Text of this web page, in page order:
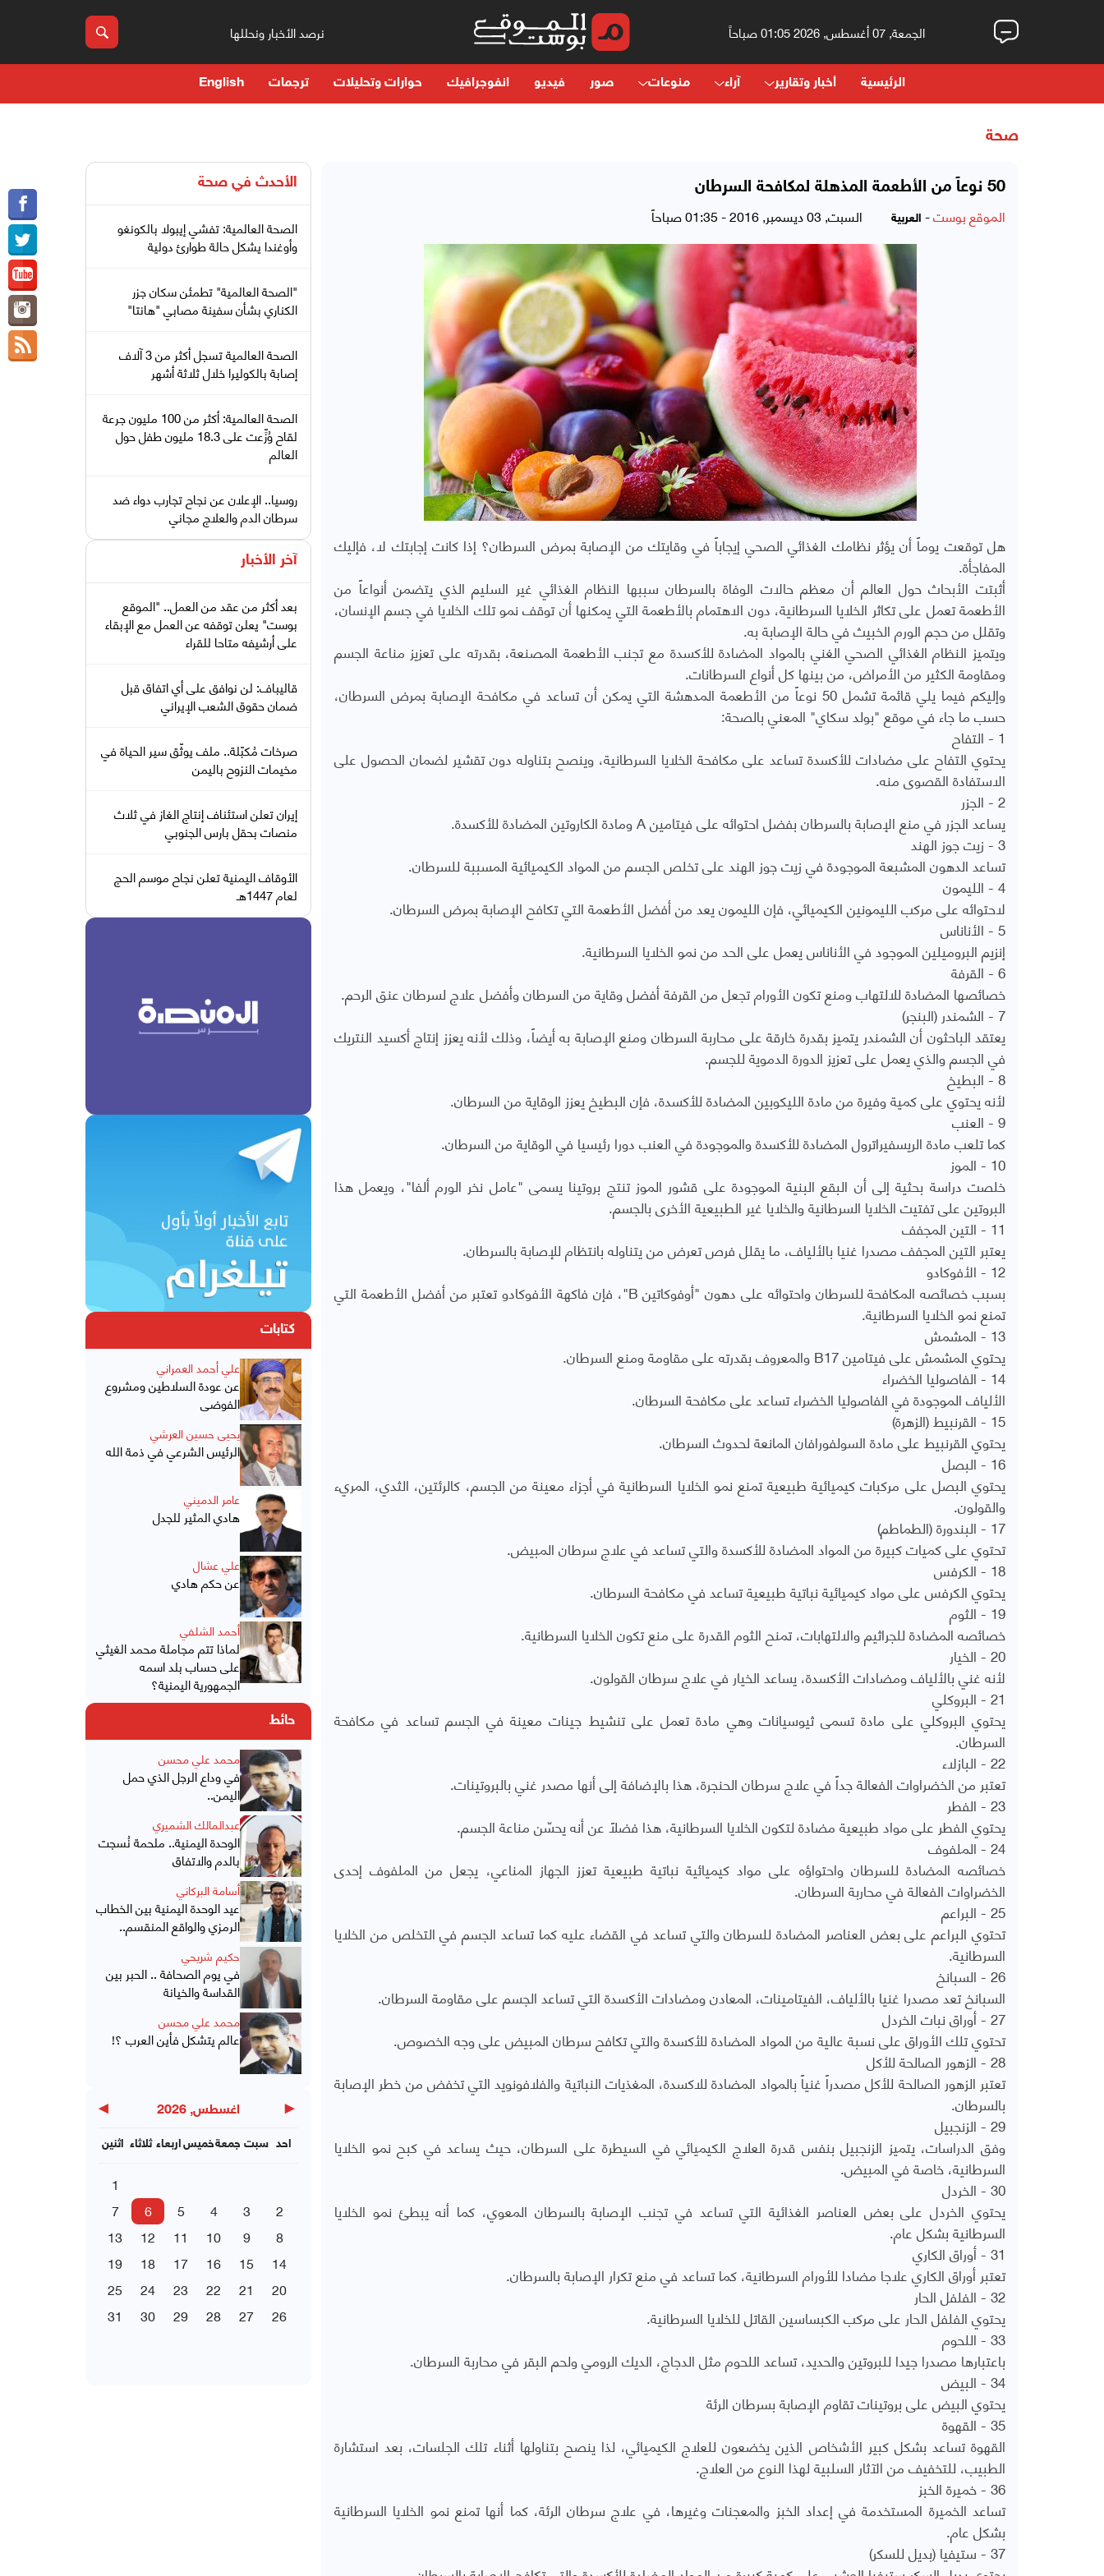
الجمعة, 07 أغسطس, 2026 01:05 صباحاً نرصد الأخبار ونحللها
الرئيسية أخبار وتقارير آراء منوعات صور فيديو انفوجرافيك حوارات وتحليلات ترجمات English
صحة
50 نوعاً من الأطعمة المذهلة لمكافحة السرطان
الموقع بوست- العربية السبت, 03 ديسمبر, 2016 - 01:35 صباحاً
هل توقعت يوماً أن يؤثر نظامك الغذائي الصحي إيجاباً في وقايتك من الإصابة بمرض السرطان؟ إذا كانت إجابتك لا، فإليك
المفاجأة.
أثبتت الأبحاث حول العالم أن معظم حالات الوفاة بالسرطان سببها النظام الغذائي غير السليم الذي يتضمن أنواعاً من
الأطعمة تعمل على تكاثر الخلايا السرطانية، دون الاهتمام بالأطعمة التي يمكنها أن توقف نمو تلك الخلايا في جسم الإنسان،
وتقلل من حجم الورم الخبيث في حالة الإصابة به.
ويتميز النظام الغذائي الصحي الغني بالمواد المضادة للأكسدة مع تجنب الأطعمة المصنعة، بقدرته على تعزيز مناعة الجسم
ومقاومة الكثير من الأمراض، من بينها كل أنواع السرطانات.
وإليكم فيما يلي قائمة تشمل 50 نوعاً من الأطعمة المدهشة التي يمكن أن تساعد في مكافحة الإصابة بمرض السرطان،
حسب ما جاء في موقع "بولد سكاي" المعني بالصحة:
1 - التفاح
يحتوي التفاح على مضادات للأكسدة تساعد على مكافحة الخلايا السرطانية، وينصح بتناوله دون تقشير لضمان الحصول على
الاستفادة القصوى منه.
2 - الجزر
يساعد الجزر في منع الإصابة بالسرطان بفضل احتوائه على فيتامين A ومادة الكاروتين المضادة للأكسدة.
3 - زيت جوز الهند
تساعد الدهون المشبعة الموجودة في زيت جوز الهند على تخلص الجسم من المواد الكيميائية المسببة للسرطان.
4 - الليمون
لاحتوائه على مركب الليمونين الكيميائي، فإن الليمون يعد من أفضل الأطعمة التي تكافح الإصابة بمرض السرطان.
5 - الأناناس
إنزيم البروميلين الموجود في الأناناس يعمل على الحد من نمو الخلايا السرطانية.
6 - القرفة
خصائصها المضادة للالتهاب ومنع تكون الأورام تجعل من القرفة أفضل وقاية من السرطان وأفضل علاج لسرطان عنق الرحم.
7 - الشمندر (البنجر)
يعتقد الباحثون أن الشمندر يتميز بقدرة خارقة على محاربة السرطان ومنع الإصابة به أيضاً، وذلك لأنه يعزز إنتاج أكسيد النتريك
في الجسم والذي يعمل على تعزيز الدورة الدموية للجسم.
8 - البطيخ
لأنه يحتوي على كمية وفيرة من مادة الليكوبين المضادة للأكسدة، فإن البطيخ يعزز الوقاية من السرطان.
9 - العنب
كما تلعب مادة الريسفيراترول المضادة للأكسدة والموجودة في العنب دورا رئيسيا في الوقاية من السرطان.
10 - الموز
خلصت دراسة بحثية إلى أن البقع البنية الموجودة على قشور الموز تنتج بروتينا يسمى "عامل نخر الورم ألفا"، ويعمل هذا
البروتين على تفتيت الخلايا السرطانية والخلايا غير الطبيعية الأخرى بالجسم.
11 - التين المجفف
يعتبر التين المجفف مصدرا غنيا بالألياف، ما يقلل فرص تعرض من يتناوله بانتظام للإصابة بالسرطان.
12 - الأفوكادو
بسبب خصائصه المكافحة للسرطان واحتوائه على دهون "أوفوكاتين B"، فإن فاكهة الأفوكادو تعتبر من أفضل الأطعمة التي
تمنع نمو الخلايا السرطانية.
13 - المشمش
يحتوي المشمش على فيتامين B17 والمعروف بقدرته على مقاومة ومنع السرطان.
14 - الفاصوليا الخضراء
الألياف الموجودة في الفاصوليا الخضراء تساعد على مكافحة السرطان.
15 - القرنبيط (الزهرة)
يحتوي القرنبيط على مادة السولفورافان المانعة لحدوث السرطان.
16 - البصل
يحتوي البصل على مركبات كيميائية طبيعية تمنع نمو الخلايا السرطانية في أجزاء معينة من الجسم، كالرئتين، الثدي، المريء
والقولون.
17 - البندورة (الطماطم)
تحتوي على كميات كبيرة من المواد المضادة للأكسدة والتي تساعد في علاج سرطان المبيض.
18 - الكرفس
يحتوي الكرفس على مواد كيميائية نباتية طبيعية تساعد في مكافحة السرطان.
19 - الثوم
خصائصه المضادة للجراثيم والالتهابات، تمنح الثوم القدرة على منع تكون الخلايا السرطانية.
20 - الخيار
لأنه غني بالألياف ومضادات الأكسدة، يساعد الخيار في علاج سرطان القولون.
21 - البروكلي
يحتوي البروكلي على مادة تسمى ثيوسيانات وهي مادة تعمل على تنشيط جينات معينة في الجسم تساعد في مكافحة
السرطان.
22 - البازلاء
تعتبر من الخضراوات الفعالة جداً في علاج سرطان الحنجرة، هذا بالإضافة إلى أنها مصدر غني بالبروتينات.
23 - الفطر
يحتوي الفطر على مواد طبيعية مضادة لتكون الخلايا السرطانية، هذا فضلاً عن أنه يحسّن مناعة الجسم.
24 - الملفوف
خصائصه المضادة للسرطان واحتواؤه على مواد كيميائية نباتية طبيعية تعزز الجهاز المناعي، يجعل من الملفوف إحدى
الخضراوات الفعالة في محاربة السرطان.
25 - البراعم
تحتوي البراعم على بعض العناصر المضادة للسرطان والتي تساعد في القضاء عليه كما تساعد الجسم في التخلص من الخلايا
السرطانية.
26 - السبانخ
السبانخ تعد مصدرا غنيا بالألياف، الفيتامينات، المعادن ومضادات الأكسدة التي تساعد الجسم على مقاومة السرطان.
27 - أوراق نبات الخردل
تحتوي تلك الأوراق على نسبة عالية من المواد المضادة للأكسدة والتي تكافح سرطان المبيض على وجه الخصوص.
28 - الزهور الصالحة للأكل
تعتبر الزهور الصالحة للأكل مصدراً غنياً بالمواد المضادة للاكسدة، المغذيات النباتية والفلافونويد التي تخفض من خطر الإصابة
بالسرطان.
29 - الزنجبيل
وفق الدراسات، يتميز الزنجبيل بنفس قدرة العلاج الكيميائي في السيطرة على السرطان، حيث يساعد في كبح نمو الخلايا
السرطانية، خاصة في المبيض.
30 - الخردل
يحتوي الخردل على بعض العناصر الغذائية التي تساعد في تجنب الإصابة بالسرطان المعوي، كما أنه يبطئ نمو الخلايا
السرطانية بشكل عام.
31 - أوراق الكاري
تعتبر أوراق الكاري علاجا مضادا للأورام السرطانية، كما تساعد في منع تكرار الإصابة بالسرطان.
32 - الفلفل الحار
يحتوي الفلفل الحار على مركب الكبساسين القاتل للخلايا السرطانية.
33 - اللحوم
باعتبارها مصدرا جيدا للبروتين والحديد، تساعد اللحوم مثل الدجاج، الديك الرومي ولحم البقر في محاربة السرطان.
34 - البيض
يحتوي البيض على بروتينات تقاوم الإصابة بسرطان الرئة
35 - القهوة
القهوة تساعد بشكل كبير الأشخاص الذين يخضعون للعلاج الكيميائي، لذا ينصح بتناولها أثناء تلك الجلسات، بعد استشارة
الطبيب، للتخفيف من الآثار السلبية لهذا النوع من العلاج.
36 - خميرة الخبز
تساعد الخميرة المستخدمة في إعداد الخبز والمعجنات وغيرها، في علاج سرطان الرئة، كما أنها تمنع نمو الخلايا السرطانية
بشكل عام.
37 - ستيفيا (بديل للسكر)
الأحدث في صحة
الصحة العالمية: تفشي إيبولا بالكونغو
وأوغندا يشكل حالة طوارئ دولية
"الصحة العالمية" تطمئن سكان جزر
الكناري بشأن سفينة مصابي "هانتا"
الصحة العالمية تسجل أكثر من 3 آلاف
إصابة بالكوليرا خلال ثلاثة أشهر
الصحة العالمية: أكثر من 100 مليون جرعة
لقاح وُزِّعت على 18.3 مليون طفل حول
العالم
روسيا.. الإعلان عن نجاح تجارب دواء ضد
سرطان الدم والعلاج مجاني
آخر الأخبار
بعد أكثر من عقد من العمل.. "الموقع
بوست" يعلن توقفه عن العمل مع الإبقاء
على أرشيفه متاحا للقراء
قاليباف: لن نوافق على أي اتفاق قبل
ضمان حقوق الشعب الإيراني
صرخات مُكبّلة.. ملف يوثّق سير الحياة في
مخيمات النزوح باليمن
إيران تعلن استئناف إنتاج الغاز في ثلاث
منصات بحقل بارس الجنوبي
الأوقاف اليمنية تعلن نجاح موسم الحج
لعام 1447هـ
كتابات
علي أحمد العمراني
عن عودة السلاطين ومشروع
الفوضى
يحيى حسين العرشي
الرئيس الشرعي في ذمة الله
عامر الدميني
هادي المثير للجدل
علي عشال
عن حكم هادي
أحمد الشلفي
لماذا تتم مجاملة محمد الغيثي
على حساب بلد اسمه
الجمهورية اليمنية؟
حائط
محمد علي محسن
في وداع الرجل الذي حمل
اليمن..
عبدالمالك الشميري
الوحدة اليمنية.. ملحمة نُسجت
بالدم والاتفاق
أسامة البركاني
عيد الوحدة اليمنية بين الخطاب
الرمزي والواقع المنقسم..
حكيم شريحي
في يوم الصحافة .. الحبر بين
القداسة والخيانة
محمد علي محسن
عالم يتشكل فأين العرب ؟!
◀ اغسطس, 2026 ▶
اثنين ثلاثاء اربعاءخميسجمعة سبت احد
1
2
3
4
5
6
7
8
9
10
11
12
13
14
15
16
17
18
19
20
21
22
23
24
25
26
27
28
29
30
31